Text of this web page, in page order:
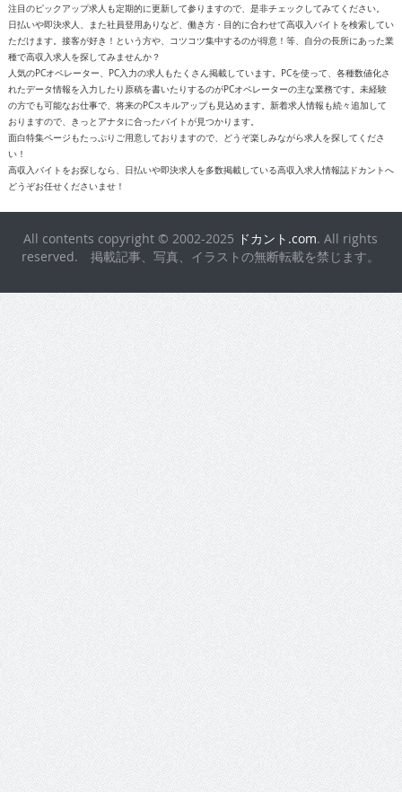
注目のピックアップ求人も定期的に更新して参りますので、是非チェックしてみてください。
日払いや即決求人、また社員登用ありなど、働き方・目的に合わせて高収入バイトを検索してい
ただけます。接客が好き！という方や、コツコツ集中するのが得意！等、自分の長所にあった業
種で高収入求人を探してみませんか？
人気のPCオペレーター、PC入力の求人もたくさん掲載しています。PCを使って、各種数値化さ
れたデータ情報を入力したり原稿を書いたりするのがPCオペレーターの主な業務です。未経験
の方でも可能なお仕事で、将来のPCスキルアップも見込めます。新着求人情報も続々追加して
おりますので、きっとアナタに合ったバイトが見つかります。
面白特集ページもたっぷりご用意しておりますので、どうぞ楽しみながら求人を探してくださ
い！
高収入バイトをお探しなら、日払いや即決求人を多数掲載している高収入求人情報誌ドカントへ
どうぞお任せくださいませ！
All contents copyright © 2002-2025 ドカント.com. All rights
reserved. 掲載記事、写真、イラストの無断転載を禁じます。